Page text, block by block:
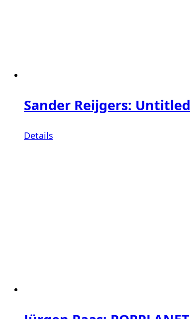
Sander Reijgers: Untitled
Details